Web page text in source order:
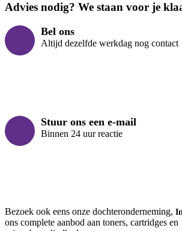
Advies nodig? We staan voor je
Bel ons
Altijd dezelfde werkdag nog contact
Stuur ons een e-mail
Binnen 24 uur reactie
Bezoek ook eens onze dochteronderneming,
ons complete aanbod aan toners, cartridges en